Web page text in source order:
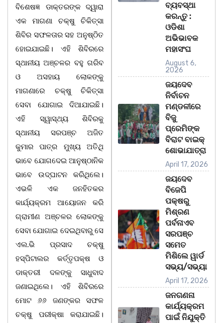
ବିଶେଷଜ୍ଞ ଡାକ୍ତରଙ୍କ ଦ୍ୱାରା
ଏକ ମାଗଣା ଚକ୍ଷୁ ଚିକିତ୍ସା
ଶିବିର ସଫଳତାର ସହ ଅନୁଷ୍ଠିତ
ହୋଇଯାଇଛି। ଏହି ଶିବିରରେ
ସ୍ଥାନୀୟ ଅଞ୍ଚଳର ବହୁ ଗରିବ
ଓ ଅସହାୟ ଲୋକଙ୍କୁ
ମାଗଣାରେ ଚକ୍ଷୁ ଚିକିତ୍ସା
ସେବା ଯୋଗାଇ ଦିଆଯାଇଛି।
ଏହି ସ୍ୱାସ୍ଥ୍ୟ ଶିବିରକୁ
ସ୍ଥାନୀୟ ସରପଞ୍ଚ ଅଜିତ
କୁମାର ପାତ୍ର ମୁଖ୍ୟ ଅତିଥି
ଭାବେ ଯୋଗଦେଇ ଆନୁଷ୍ଠାନିକ
ଭାବେ ଉଦ୍‌ଘାଟନ କରିଥିଲେ।
ଏଭଳି ଏକ ଜନହିତକର
କାର୍ଯ୍ୟକ୍ରମ ଆୟୋଜନ କରି
ଗ୍ରାମୀଣ ଅଞ୍ଚଳର ଲୋକଙ୍କୁ
ସେବା ଯୋଗାଇ ଦେଇଥିବାରୁ ସେ
ଏଲ.ଭି ପ୍ରସାଦ ଚକ୍ଷୁ
ହସ୍ପିଟାଲର କର୍ତ୍ତୃପକ୍ଷ ଓ
ଡାକ୍ତରୀ ଦଳଙ୍କୁ ସାଧୁବାଦ
ଜଣାଇଥିଲେ। ଏହି ଶିବିରରେ
ମୋଟ ୬୬ ଜଣଙ୍କର ସଫଳ
ଚକ୍ଷୁ ପରୀକ୍ଷା କରାଯାଇଛି।
ବ୍ୟବସ୍ଥା
କରନ୍ତୁ :
ଓଡିଶା
ଅଭିଭାବକ
ମହାସଂଘ
August 6,
2026
ଜୟଦେବ
ନିର୍ବାଚନ
ମଣ୍ଡଳୀରେ
ବିଜୁ
ପ୍ରେମିଙ୍କ
ବିରାଟ ବାଇକ୍
ଶୋଭାଯାତ୍ରା
April 17, 2026
ଜୟଦେବ
ବିଜେପି
ପକ୍ଷରୁ
ମିଶ୍ରଣ
ପର୍ବନାଏବ
ସରପଞ୍ଚ
ସମେତ
ମିଶିଲେ ୱାର୍ଡ
ସଭ୍ୟ/ସଭ୍ୟା
April 17, 2026
ଜନଗଣନା
କାର୍ଯ୍ୟକ୍ରମ
ପାଇଁ ନିଯୁକ୍ତି